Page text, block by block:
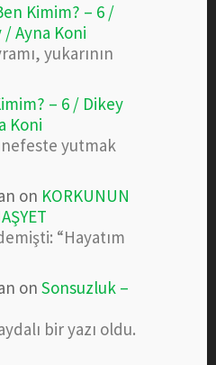
Kimim? – 6 /
/ Ayna Koni
yukarının
– 6 / Dikey
Koni
nefeste yutmak
on KORKUNUN
“Hayatım
on Sonsuzluk –
bir yazı oldu.